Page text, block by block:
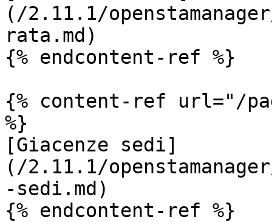
(/2.11.1/
rata.md)
{% endcontent-ref %}
{% content-ref url="/
%}
[Giacenze sedi]
(/2.11.1/
-sedi.md)
{% endcontent-ref %}